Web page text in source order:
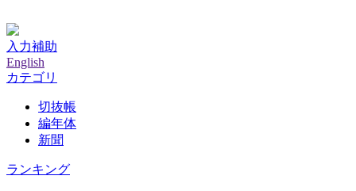
入力補助
English
カテゴリ
切抜帳
編年体
新聞
ランキング